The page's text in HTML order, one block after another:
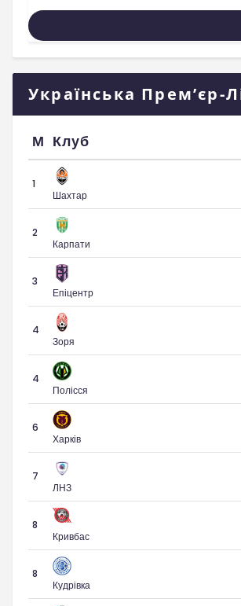
Українська Прем’єр-
М Клуб
1
Шахтар
2
Карпати
3
Епіцентр
4
Зоря
4
Полісся
6
Харків
7
ЛНЗ
8
Кривбас
8
Кудрівка